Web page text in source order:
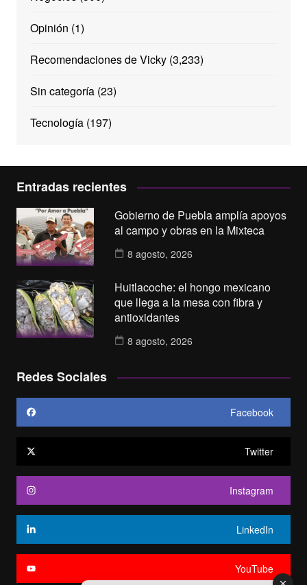
Opinión (1)
Recomendaciones de Vicky(3,233)
Sin categoría(23)
Tecnología(197)
Entradas recientes
Gobierno de Puebla amplía apoyos
al campo y obras en la Mixteca
8 agosto, 2026
Huitlacoche: el hongo mexicano
que llega a la mesa con fibra y
antioxidantes
8 agosto, 2026
Redes Sociales
Facebook
Twitter
Instagram
LinkedIn
YouTube